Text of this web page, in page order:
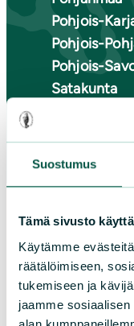
Suostumus
Tämä sivusto
Käytämme
räätälöimiseen,
tukemiseen ja
jaamme
Pohjois-
Pohjois-
Pohjois-
Satakunta